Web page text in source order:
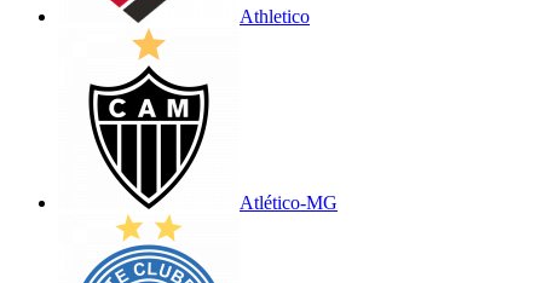
Athletico
Atlético-MG